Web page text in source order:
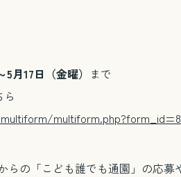
月17日（金曜） まで
の「こども誰でも通園」の応募